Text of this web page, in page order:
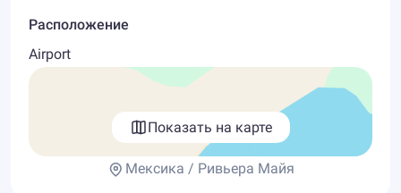
Расположение
Airport
Показать на карте
Мексика / Ривьера Майя